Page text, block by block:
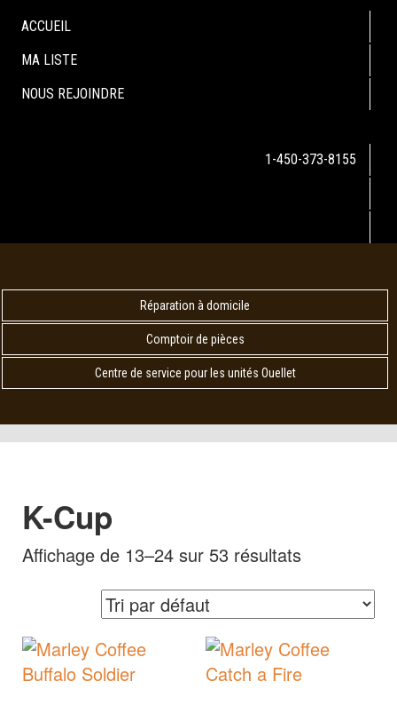
ACCUEIL
MA LISTE
NOUS REJOINDRE
1-450-373-8155
Réparation à domicile
Comptoir de pièces
Centre de service pour les unités Ouellet
K-Cup
Affichage de 13–24 sur 53 résultats